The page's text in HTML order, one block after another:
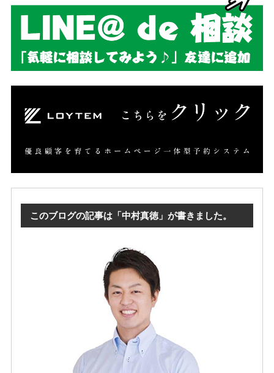
このブログの記事は「中村真徳」が書きました。